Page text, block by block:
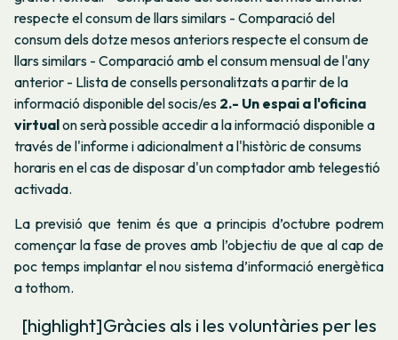
respecte el consum de llars similars - Comparació del
consum dels dotze mesos anteriors respecte el consum de
llars similars - Comparació amb el consum mensual de l'any
anterior - Llista de consells personalitzats a partir de la
informació disponible del socis/es 2.- Un espai a l'oficina
virtualon serà possible accedir a la informació disponible a
través de l'informe i adicionalment a l'històric de consums
horaris en el cas de disposar d'un comptador amb telegestió
activada.
La previsió que tenim és que a principis d’octubre podrem
començar la fase de proves amb l’objectiu de que al cap de
poc temps implantar el nou sistema d’informació energètica
a tothom.
[highlight]Gràcies als i les voluntàries per les